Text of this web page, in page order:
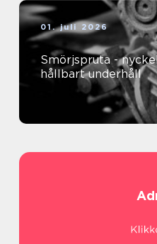
01. juli 2026
Smörjspruta -
hållbart underhåll